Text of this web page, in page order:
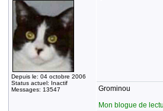
Depuis le: 04 octobre 2006
Status actuel: Inactif
Messages: 13547
Grominou
Mon blogue de